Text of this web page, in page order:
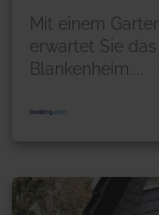
Mit einem
erwartet Sie das
Blankenheim.